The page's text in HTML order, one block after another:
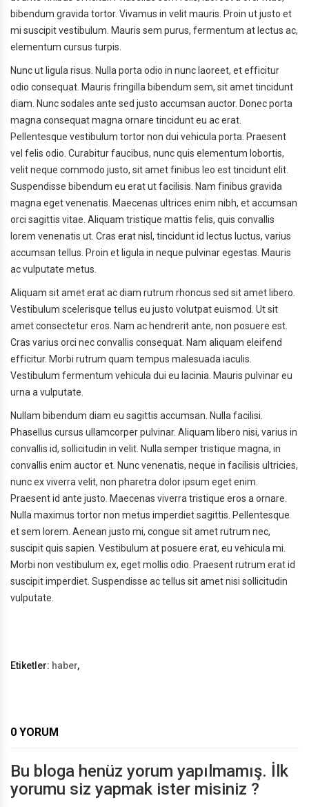
bibendum gravida tortor. Vivamus in velit mauris. Proin ut justo et
mi suscipit vestibulum. Mauris sem purus, fermentum at lectus ac,
elementum cursus turpis.
Nunc ut ligula risus. Nulla porta odio in nunc laoreet, et efficitur
odio consequat. Mauris fringilla bibendum sem, sit amet tincidunt
diam. Nunc sodales ante sed justo accumsan auctor. Donec porta
magna consequat magna ornare tincidunt eu ac erat.
Pellentesque vestibulum tortor non dui vehicula porta. Praesent
vel felis odio. Curabitur faucibus, nunc quis elementum lobortis,
velit neque commodo justo, sit amet finibus leo est tincidunt elit.
Suspendisse bibendum eu erat ut facilisis. Nam finibus gravida
magna eget venenatis. Maecenas ultrices enim nibh, et accumsan
orci sagittis vitae. Aliquam tristique mattis felis, quis convallis
lorem venenatis ut. Cras erat nisl, tincidunt id lectus luctus, varius
accumsan tellus. Proin et ligula in neque pulvinar egestas. Mauris
ac vulputate metus.
Aliquam sit amet erat ac diam rutrum rhoncus sed sit amet libero.
Vestibulum scelerisque tellus eu justo volutpat euismod. Ut sit
amet consectetur eros. Nam ac hendrerit ante, non posuere est.
Cras varius orci nec convallis consequat. Nam aliquam eleifend
efficitur. Morbi rutrum quam tempus malesuada iaculis.
Vestibulum fermentum vehicula dui eu lacinia. Mauris pulvinar eu
urna a vulputate.
Nullam bibendum diam eu sagittis accumsan. Nulla facilisi.
Phasellus cursus ullamcorper pulvinar. Aliquam libero nisi, varius in
convallis id, sollicitudin in velit. Nulla semper tristique magna, in
convallis enim auctor et. Nunc venenatis, neque in facilisis ultricies,
nunc ex viverra velit, non pharetra dolor ipsum eget enim.
Praesent id ante justo. Maecenas viverra tristique eros a ornare.
Nulla maximus tortor non metus imperdiet sagittis. Pellentesque
et sem lorem. Aenean justo mi, congue sit amet rutrum nec,
suscipit quis sapien. Vestibulum at posuere erat, eu vehicula mi.
Morbi non vestibulum ex, eget mollis odio. Praesent rutrum erat id
suscipit imperdiet. Suspendisse ac tellus sit amet nisi sollicitudin
vulputate.
Etiketler: haber,
0 YORUM
Bu bloga henüz yorum yapılmamış. İlk
yorumu siz yapmak ister misiniz ?